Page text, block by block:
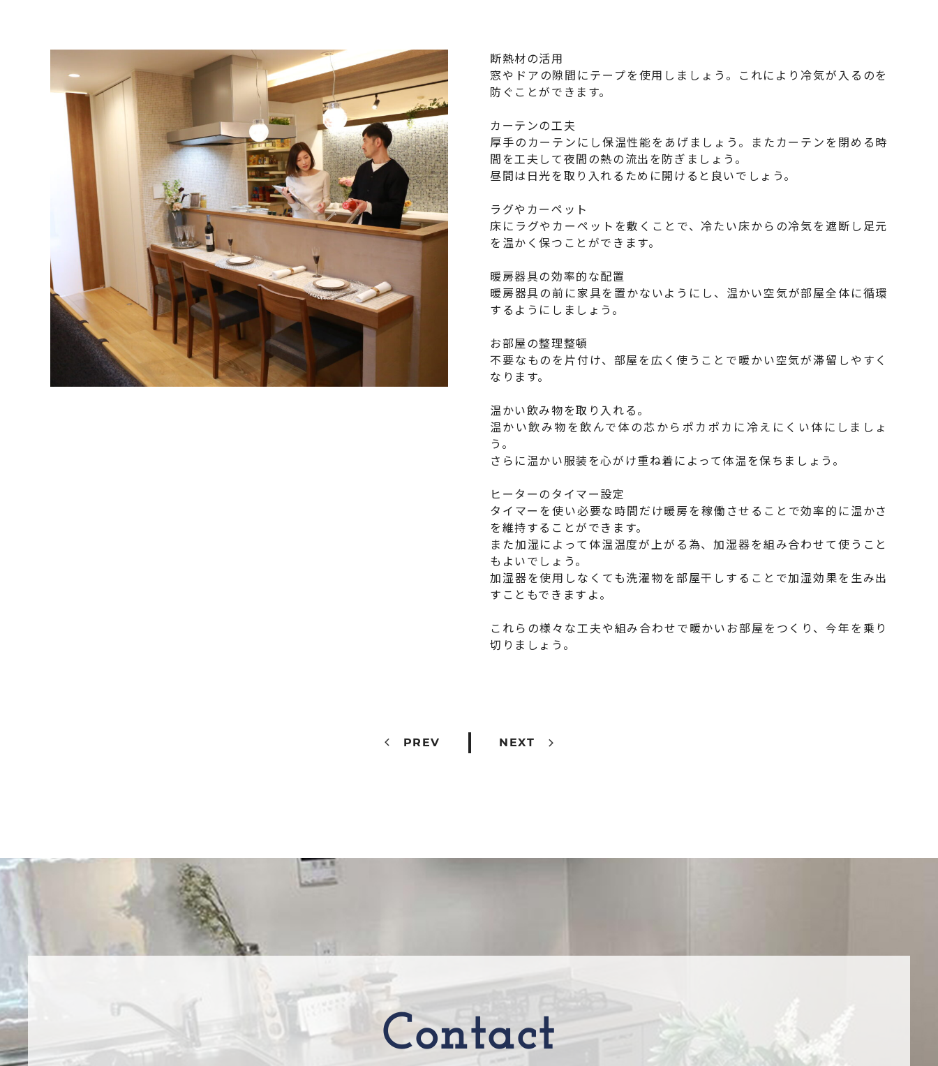
断熱材の活用
窓やドアの隙間にテープを使用しましょう。これにより冷気が入るのを
防ぐことができます。
カーテンの工夫
厚手のカーテンにし保温性能をあげましょう。またカーテンを閉める時
間を工夫して夜間の熱の流出を防ぎましょう。
昼間は日光を取り入れるために開けると良いでしょう。
ラグやカーペット
床にラグやカーペットを敷くことで、冷たい床からの冷気を遮断し足元
を温かく保つことができます。
暖房器具の効率的な配置
暖房器具の前に家具を置かないようにし、温かい空気が部屋全体に循環
するようにしましょう。
お部屋の整理整頓
不要なものを片付け、部屋を広く使うことで暖かい空気が滞留しやすく
なります。
温かい飲み物を取り入れる。
温かい飲み物を飲んで体の芯からポカポカに冷えにくい体にしましょ
う。
さらに温かい服装を心がけ重ね着によって体温を保ちましょう。
ヒーターのタイマー設定
タイマーを使い必要な時間だけ暖房を稼働させることで効率的に温かさ
を維持することができます。
また加湿によって体温温度が上がる為、加湿器を組み合わせて使うこと
もよいでしょう。
加湿器を使用しなくても洗濯物を部屋干しすることで加湿効果を生み出
すこともできますよ。
これらの様々な工夫や組み合わせで暖かいお部屋をつくり、今年を乗り
切りましょう。
PREV NEXT
Contact